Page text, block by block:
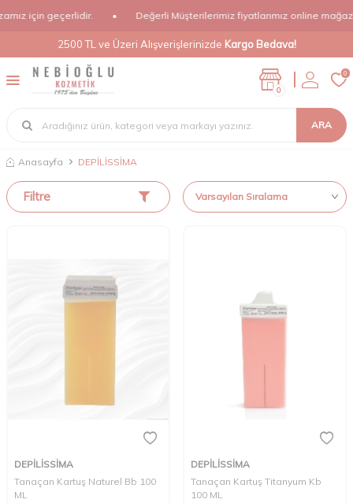
için geçerlidir. Değerli Müşterilerimiz fiyatlarımız online
2500 TL ve Üzeri Alışverişlerinizde Kargo Bedava!
ARA
0
0
Anasayfa DEPİLİSSİMA
Filtre
DEPİLİSSİMA
Tanaçan Kartuş Naturel Bb 100
ML
DEPİLİSSİMA
Tanaçan Kartuş Titanyum Kb
100 ML